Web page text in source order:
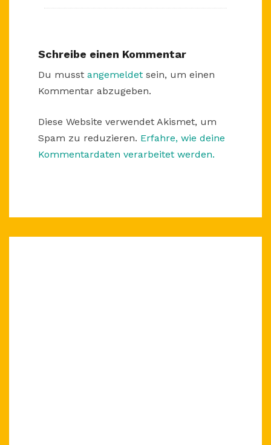
Schreibe einen Kommentar
Du musst angemeldet sein, um einen
Kommentar abzugeben.
Diese Website verwendet Akismet, um
Spam zu reduzieren. Erfahre, wie deine
Kommentardaten verarbeitet werden.